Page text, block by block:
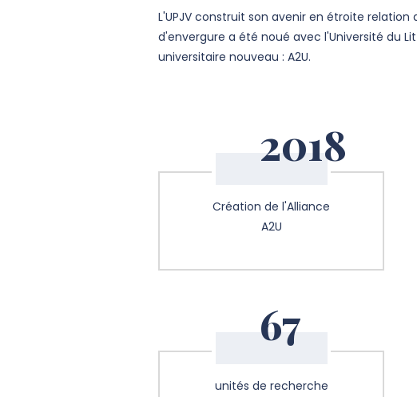
L'UPJV construit son avenir en étroite
d'envergure a été noué avec l'Université du
universitaire nouveau : A2U.
2018
Création de l'Alliance
A2U
67
unités de recherche